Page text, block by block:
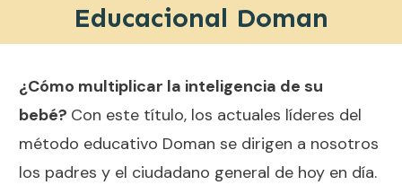
Educacional Doman
¿Cómo multiplicar la inteligencia de su
bebé? Con este título, los actuales líderes del
método educativo Doman se dirigen a nosotros
los padres y el ciudadano general de hoy en día.